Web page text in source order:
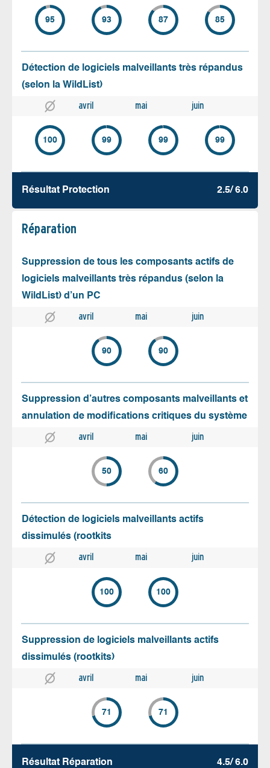
95 93 87 85
Détection de logiciels malveillants très répandus
(selon la WildList)
avril mai juin
100 99 99 99
Résultat Protection 2.5/ 6.0
Réparation
Suppression de tous les composants actifs de
logiciels malveillants très répandus (selon la
WildList) d’un PC
avril mai juin
90 90
Suppression d’autres composants malveillants et
annulation de modifications critiques du système
avril mai juin
50 60
Détection de logiciels malveillants actifs
dissimulés (rootkits
avril mai juin
100 100
Suppression de logiciels malveillants actifs
dissimulés (rootkits)
avril mai juin
71 71
Résultat Réparation 4.5/ 6.0